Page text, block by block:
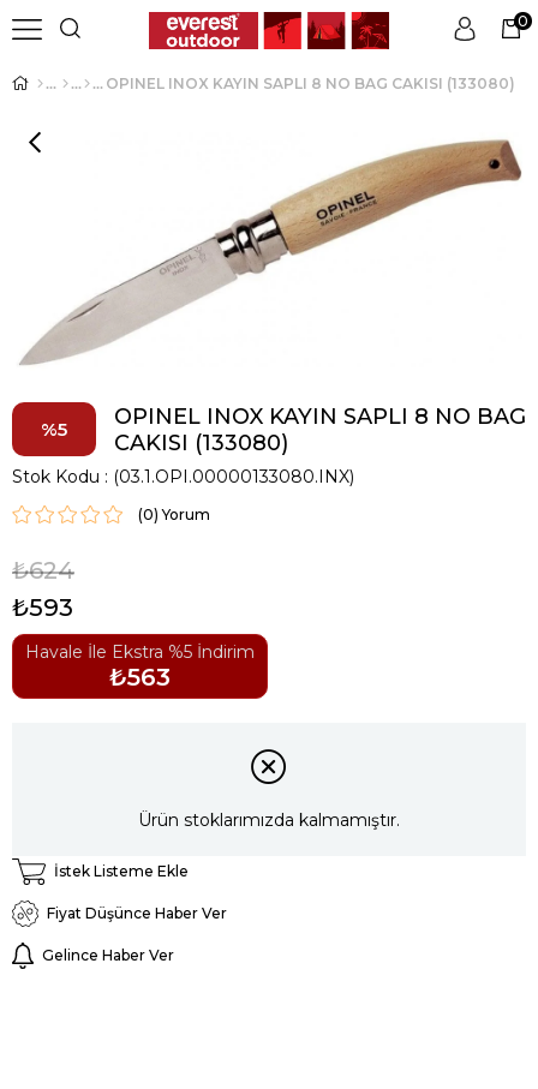
Üye Girişi Üye Ol
0
OPINEL INOX KAYIN SAPLI 8 NO BAG CAKISI (133080)
5
OPINEL INOX KAYIN SAPLI 8 NO BAG
CAKISI (133080)
Stok Kodu (03.1.OPI.00000133080.INX)
(0)
₺624
₺593
Havale İle Ekstra %5 İndirim
₺563
Ürün stoklarımızda kalmamıştır.
İstek Listeme Ekle
Fiyat Düşünce Haber Ver
Gelince Haber Ver